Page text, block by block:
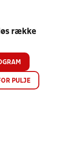
række
PULJE